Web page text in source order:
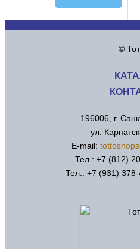
©
196006, г.
ул.
Е-mail:
Тел.: +7 (812)
Тел.: +7 (931)